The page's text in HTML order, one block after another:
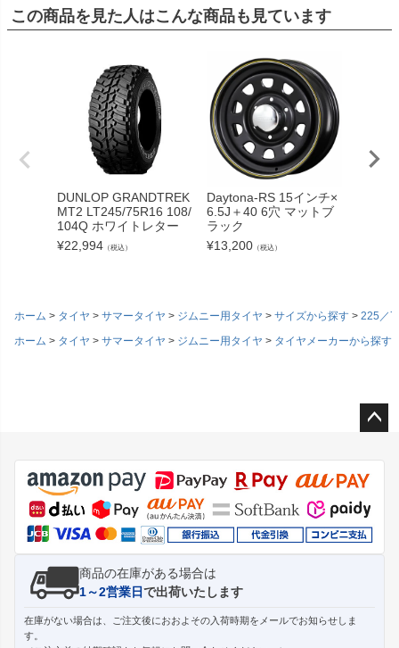
この商品を見た人はこんな商品も見ています
DUNLOP GRANDTREK
MT2 LT245/75R16 108/
104Q ホワイトレター
¥22,994 （税込）
Daytona-RS 15インチ×
6.5J＋40 6穴 マットブ
ラック
¥13,200 （税込）
ホーム タイヤ サマータイヤ ジムニー用タイヤ サイズから探す
225／
ホーム
タイヤ サマータイヤ ジムニー用タイヤ タイヤメーカーから探す
ジト
ップ
へ
商品の在庫がある場合は
1～2営業日で出荷いたします
在庫がない場合は、ご注文後におおよその入荷時期をメールでお知らせしま
す。